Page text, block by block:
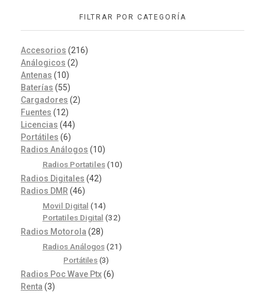
FILTRAR POR CATEGORÍA
Accesorios (216)
Análogicos (2)
Antenas (10)
Baterías (55)
Cargadores (2)
Fuentes (12)
Licencias (44)
Portátiles (6)
Radios Análogos (10)
Radios Portatiles (10)
Radios Digitales (42)
Radios DMR (46)
Movil Digital (14)
Portatiles Digital (32)
Radios Motorola (28)
Radios Análogos (21)
Portátiles (3)
Radios Poc Wave Ptx(6)
Renta (3)